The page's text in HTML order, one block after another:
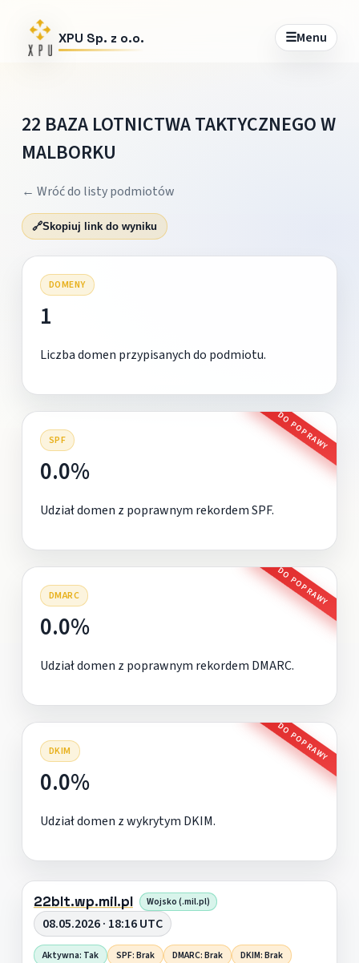
XPU Sp. z o.o. ☰Menu
22 BAZA LOTNICTWA TAKTYCZNEGO W
MALBORKU
← Wróć do listy podmiotów
🔗Skopiuj link do wyniku
DOMENY
1
Liczba domen przypisanych do podmiotu.
SPF DO POPRAWY
0.0%
Udział domen z poprawnym rekordem SPF.
DMARC DO POPRAWY
0.0%
Udział domen z poprawnym rekordem DMARC.
DKIM DO POPRAWY
0.0%
Udział domen z wykrytym DKIM.
22blt.wp.mil.pl Wojsko (.mil.pl)
08.05.2026 · 18:16 UTC
Aktywna: Tak SPF: Brak DMARC: Brak DKIM: Brak